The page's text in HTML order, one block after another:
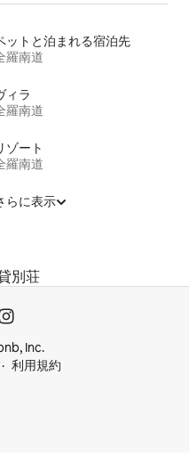
ットと泊まれる宿泊先
羅南道
ィラ
羅南道
ゾート
羅南道
らに表示
別荘
Inc.
利用規約